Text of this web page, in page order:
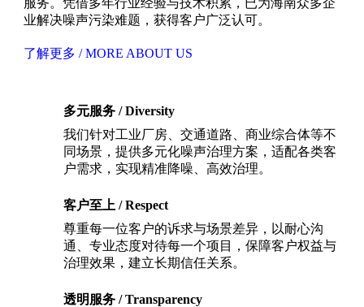
业解决噪声污染难题，获得客户广泛认可。
了解更多 / MORE ABOUT US
多元服务 / Diversity
我们针对工业厂房、交通道路、商业综合体等不
同场景，提供多元化噪声治理方案，适配各类客
户需求，实现精准降噪、高效治理。
客户至上 / Respect
尊重每一位客户的诉求与场景差异，以耐心沟
通、专业态度对待每一个项目，保障客户权益与
治理效果，建立长期信任关系。
透明服务 / Transparency